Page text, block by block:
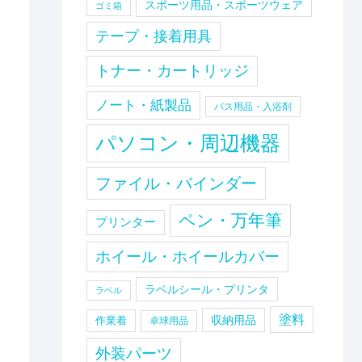
ゴミ箱 スポーツ用品・スポーツウェア
テープ・接着用具
トナー・カートリッジ
ノート・紙製品 バス用品・入浴剤
パソコン・周辺機器
ファイル・バインダー
プリンター ペン・万年筆
ホイール・ホイールカバー
ラベル ラベルシール・プリンタ
作業着 卓球用品 収納用品 塗料
外装パーツ